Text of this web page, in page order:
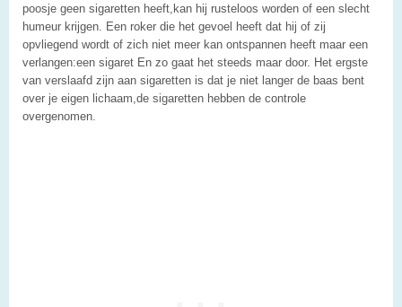
poosje geen sigaretten heeft,kan hij rusteloos worden of een slecht
humeur krijgen. Een roker die het gevoel heeft dat hij of zij
opvliegend wordt of zich niet meer kan ontspannen heeft maar een
verlangen:een sigaret En zo gaat het steeds maar door. Het ergste
van verslaafd zijn aan sigaretten is dat je niet langer de baas bent
over je eigen lichaam,de sigaretten hebben de controle
overgenomen.